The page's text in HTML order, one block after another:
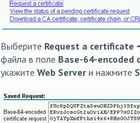
Выберите Request a certificate
файла в поле Base-64-
укажите Web Serverи нажмите